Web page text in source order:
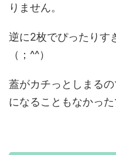
りません。
逆に2枚でぴったりす
（；^^）
蓋がカチっとしまる
になることもなかった